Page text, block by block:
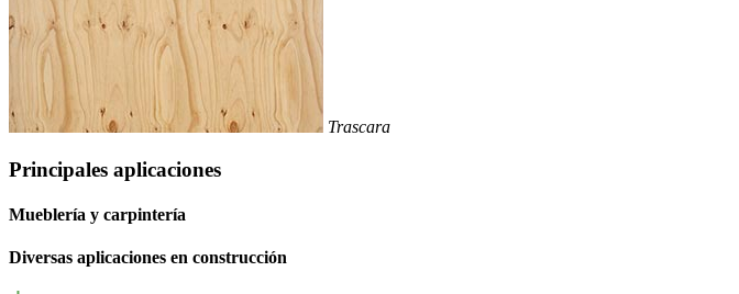
Trascara
Principales aplicaciones
Mueblería y carpintería
Diversas aplicaciones en construcción